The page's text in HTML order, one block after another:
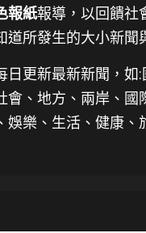
報紙報導，以回饋社
道所發生的大小新聞
日更新最新新聞 ，
會、地方、兩岸、國
娛樂、生活、健康、